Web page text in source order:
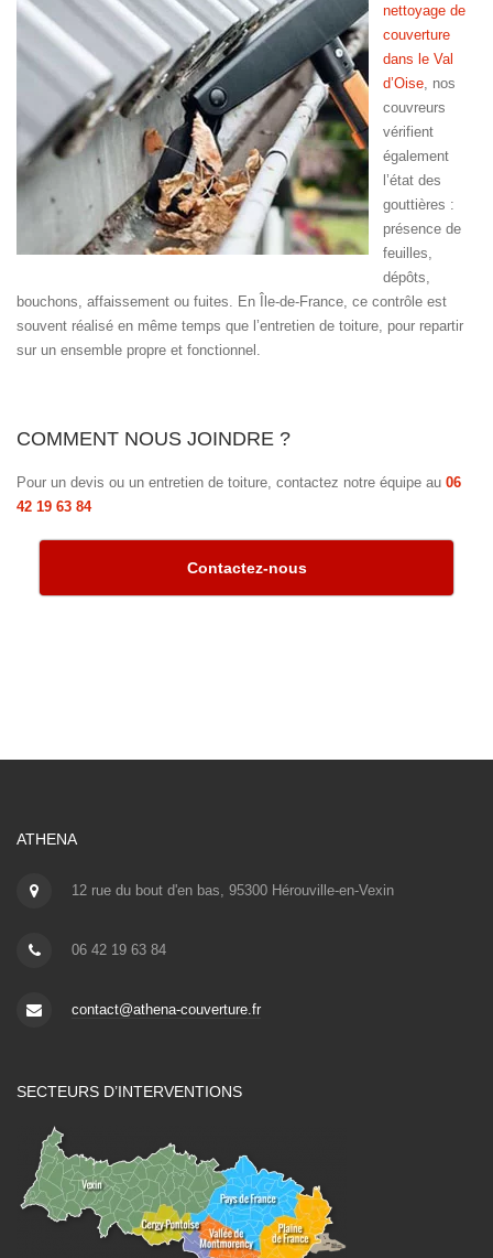
nettoyage de
couverture
dans le Val
d’Oise , nos
couvreurs
vérifient
également
l’état des
gouttières :
présence de
feuilles,
dépôts,
bouchons, affaissement ou fuites. En Île-de-France, ce contrôle est
souvent réalisé en même temps que l’entretien de toiture, pour repartir
sur un ensemble propre et fonctionnel.
COMMENT NOUS JOINDRE ?
Pour un devis ou un entretien de toiture, contactez notre équipe au 06
42 19 63 84
Contactez-nous
ATHENA
12 rue du bout d'en bas, 95300 Hérouville-en-Vexin
06 42 19 63 84
contact@athena-couverture.fr
SECTEURS D’INTERVENTIONS